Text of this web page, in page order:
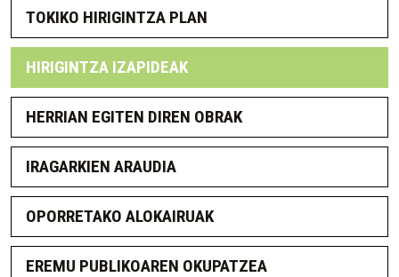
TOKIKO HIRIGINTZA PLAN
HIRIGINTZA IZAPIDEAK
HERRIAN EGITEN DIREN OBRAK
IRAGARKIEN ARAUDIA
OPORRETAKO ALOKAIRUAK
EREMU PUBLIKOAREN OKUPATZEA